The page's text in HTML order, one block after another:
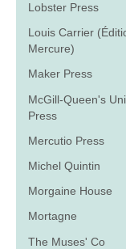
Lobster Press
Louis Carrier
Mercure)
Maker Press
McGill-Queen's
Press
Mercutio Press
Michel Quintin
Morgaine House
Mortagne
The Muses' Co